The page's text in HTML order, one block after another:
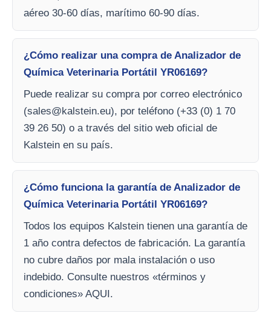
aéreo 30-60 días, marítimo 60-90 días.
¿Cómo realizar una compra de Analizador de
Química Veterinaria Portátil YR06169?
Puede realizar su compra por correo electrónico
(sales@kalstein.eu), por teléfono (+33 (0) 1 70
39 26 50) o a través del sitio web oficial de
Kalstein en su país.
¿Cómo funciona la garantía de Analizador de
Química Veterinaria Portátil YR06169?
Todos los equipos Kalstein tienen una garantía de
1 año contra defectos de fabricación. La garantía
no cubre daños por mala instalación o uso
indebido. Consulte nuestros «términos y
condiciones» AQUI.